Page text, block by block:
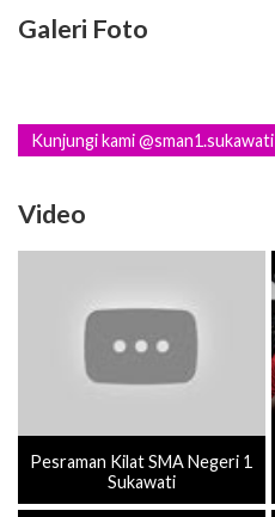
Galeri Foto
Kunjungi kami @sman1.sukawati
Video
Pesraman Kilat SMA Negeri 1
Sukawati